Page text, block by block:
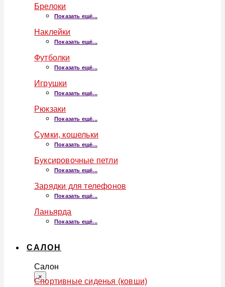
Брелоки
Показать ещё...
Наклейки
Показать ещё...
Футболки
Показать ещё...
Игрушки
Показать ещё...
Рюкзаки
Показать ещё...
Сумки, кошельки
Показать ещё...
Буксировочные петли
Показать ещё...
Зарядки для телефонов
Показать ещё...
Ланьярда
Показать ещё...
САЛОН
Салон
×
Спортивные сиденья (ковши)